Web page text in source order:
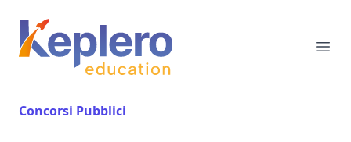
Keplero Education
Concorsi Pubblici